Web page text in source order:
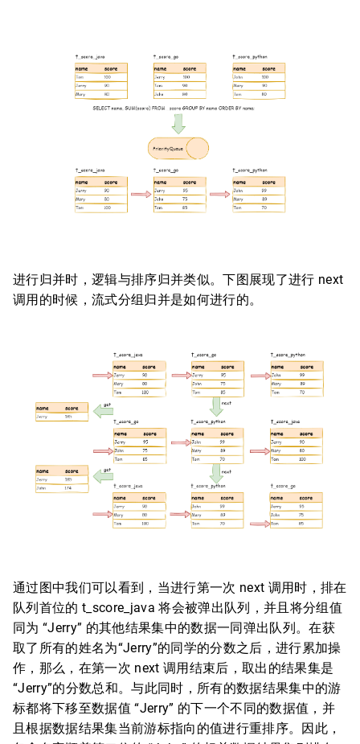
进行归并时，逻辑与排序归并类似。下图展现了进行 next
调用的时候，流式分组归并是如何进行的。
通过图中我们可以看到，当进行第一次 next 调用时，排在
队列首位的 t_score_java 将会被弹出队列，并且将分组值
同为 “Jerry” 的其他结果集中的数据一同弹出队列。在获
取了所有的姓名为“Jerry”的同学的分数之后，进行累加操
作，那么，在第一次 next 调用结束后，取出的结果集是
“Jerry”的分数总和。与此同时，所有的数据结果集中的游
标都将下移至数据值 “Jerry” 的下一个不同的数据值，并
且根据数据结果集当前游标指向的值进行重排序。因此，